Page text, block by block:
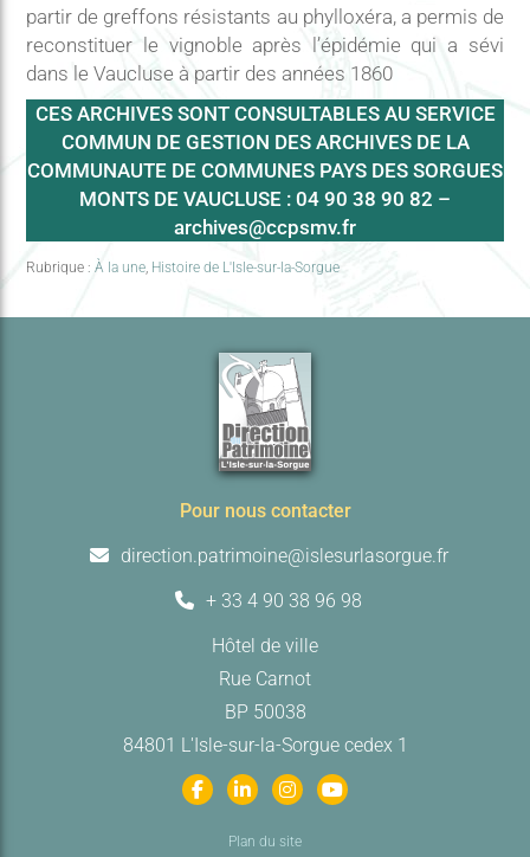
partir de greffons résistants au phylloxéra, a permis de
reconstituer le vignoble après l’épidémie qui a sévi
dans le Vaucluse à partir des années 1860
CES ARCHIVES SONT CONSULTABLES AU SERVICE
COMMUN DE GESTION DES ARCHIVES DE LA
COMMUNAUTE DE COMMUNES PAYS DES SORGUES
MONTS DE VAUCLUSE : 04 90 38 90 82 –
archives@ccpsmv.fr
Rubrique : À la une Histoire de L'Isle-sur-la-Sorgue
Pour nous contacter
direction.patrimoine@islesurlasorgue.fr
+ 33 4 90 38 96 98
Hôtel de ville
Rue Carnot
BP 50038
84801 L'Isle-sur-la-Sorgue cedex 1
Plan du site